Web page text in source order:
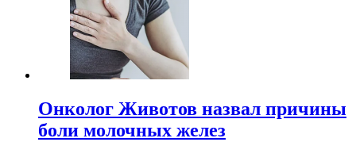
Онколог Животов назвал причины
боли молочных желез